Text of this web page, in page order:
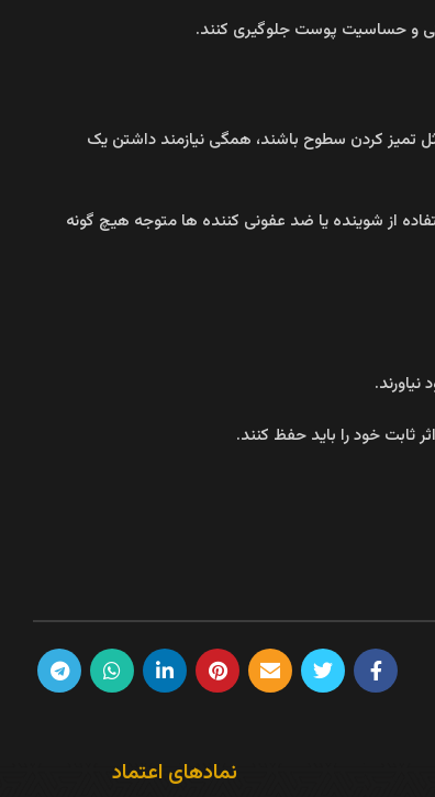
و حساسیت پوست جلوگیری کنند.
کردن سطوح باشند، همگی نیازمند داشتن یک
از شوینده یا ضد عفونی کننده ها متوجه هیچ گونه
ثابت خود را باید حفظ کنند.
نمادهای اعتماد